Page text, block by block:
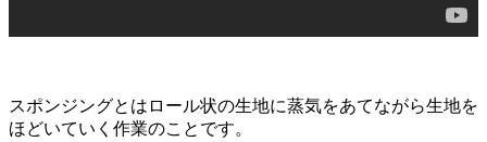
スポンジングとはロール状の生地に蒸気をあてながら生地を
ほどいていく作業のことです。